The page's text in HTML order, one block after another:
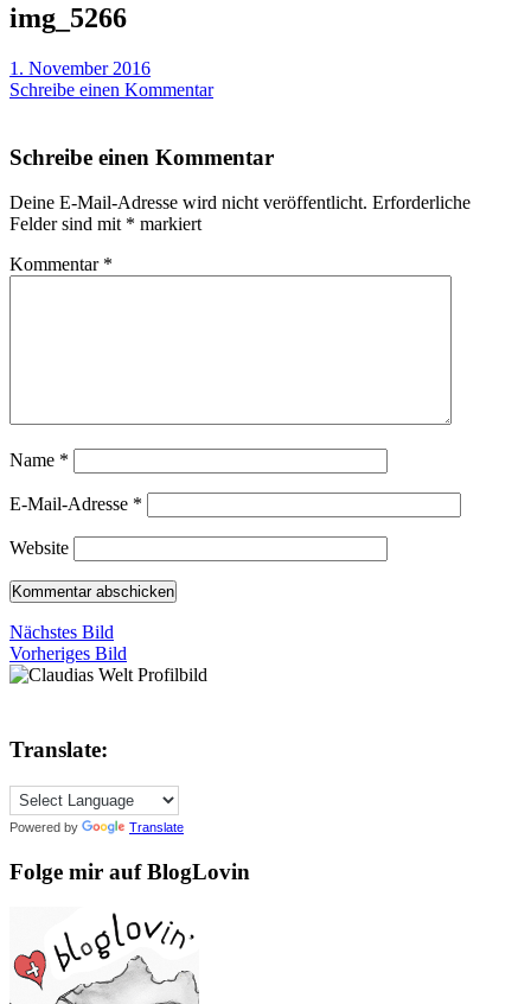
img_5266
1. November 2016
Schreibe einen Kommentar
Schreibe einen Kommentar
Deine E-Mail-Adresse wird nicht veröffentlicht. Erforderliche
Felder sind mit * markiert
Kommentar *
Name *
E-Mail-Adresse *
Website
Nächstes Bild
Vorheriges Bild
Translate:
Powered by Translate
Folge mir auf BlogLovin